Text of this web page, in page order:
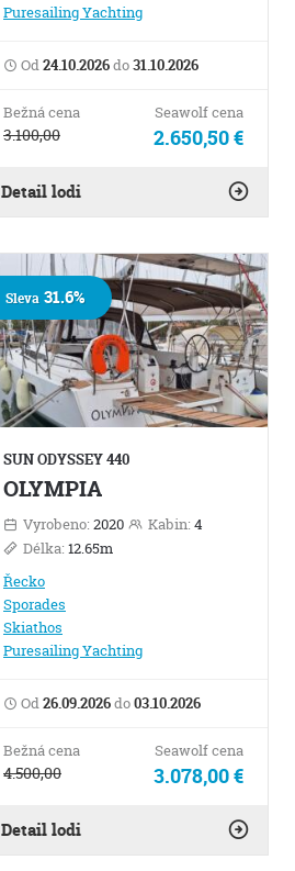
Puresailing Yachting
Od 24.10.2026do31.10.2026
Bežná cena
3.100,00
Seawolf cena
2.650,50 €
Detail lodi
SUN ODYSSEY 440
OLYMPIA
Vyrobeno: 2020 Kabin: 4
Délka: 12.65m
Řecko
Sporades
Skiathos
Puresailing Yachting
Od 26.09.2026do03.10.2026
Bežná cena
4.500,00
Seawolf cena
3.078,00 €
Sleva 31.6%
Detail lodi